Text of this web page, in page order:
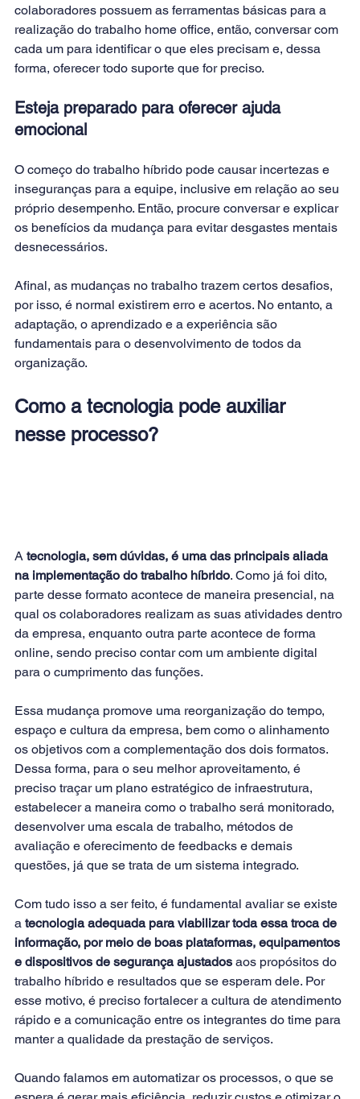
colaboradores possuem as ferramentas básicas para a
realização do trabalho home office, então, conversar com
cada um para identificar o que eles precisam e, dessa
forma, oferecer todo suporte que for preciso.
Esteja preparado para oferecer ajuda
emocional
O começo do trabalho híbrido pode causar incertezas e
inseguranças para a equipe, inclusive em relação ao seu
próprio desempenho. Então, procure conversar e explicar
os benefícios da mudança para evitar desgastes mentais
desnecessários.
Afinal, as mudanças no trabalho trazem certos desafios,
por isso, é normal existirem erro e acertos. No entanto, a
adaptação, o aprendizado e a experiência são
fundamentais para o desenvolvimento de todos da
organização.
Como a tecnologia pode auxiliar
nesse processo?
A tecnologia, sem dúvidas, é uma das principais aliada
na implementação do trabalho híbrido. Como já foi dito,
parte desse formato acontece de maneira presencial, na
qual os colaboradores realizam as suas atividades dentro
da empresa, enquanto outra parte acontece de forma
online, sendo preciso contar com um ambiente digital
para o cumprimento das funções.
Essa mudança promove uma reorganização do tempo,
espaço e cultura da empresa, bem como o alinhamento
os objetivos com a complementação dos dois formatos.
Dessa forma, para o seu melhor aproveitamento, é
preciso traçar um plano estratégico de infraestrutura,
estabelecer a maneira como o trabalho será monitorado,
desenvolver uma escala de trabalho, métodos de
avaliação e oferecimento de feedbacks e demais
questões, já que se trata de um sistema integrado.
Com tudo isso a ser feito, é fundamental avaliar se existe
a tecnologia adequada para viabilizar toda essa troca de
informação, por meio de boas plataformas, equipamentos
e dispositivos de segurança ajustados aos propósitos do
trabalho híbrido e resultados que se esperam dele. Por
esse motivo, é preciso fortalecer a cultura de atendimento
rápido e a comunicação entre os integrantes do time para
manter a qualidade da prestação de serviços.
Quando falamos em automatizar os processos, o que se